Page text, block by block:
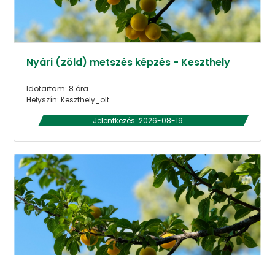
Nyári (zöld) metszés képzés - Keszthely
Időtartam: 8 óra
Helyszín: Keszthely_olt
Jelentkezés: 2026-08-19